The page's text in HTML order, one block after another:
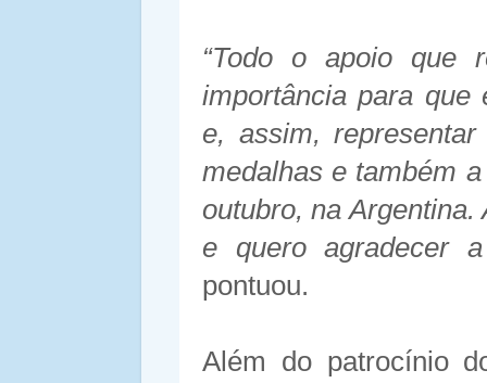
“Todo o apoio que
importância para que
e, assim,
medalhas e também
outubro, na
e quero agradecer
pontuou.
Além do patrocínio